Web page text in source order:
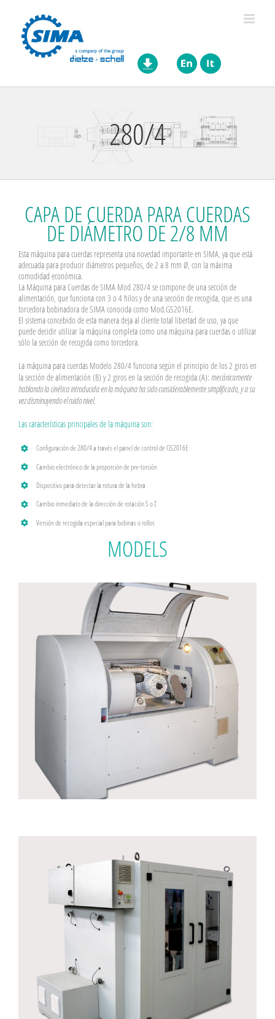
280/4
CAPA DE CUERDA PARA CUERDAS
DE DIÁMETRO DE 2/8 MM
Esta máquina para cuerdas representa una novedad importante en SIMA, ya que está
adecuada para producir diámetros pequeños, de 2 a 8 mm Ø, con la máxima
comodidad económica.
La Máquina para Cuerdas deSIMA Mod 280/4se compone de una sección de
alimentación, que funciona con 3 o 4 hilos y de una sección de recogida, que es una
torcedora bobinadora de SIMA conocida como Mod.GS2016E.
El sistema concebido de esta manera deja al cliente total libertad de uso, ya que
puede decidir utilizar la máquina completa como una máquina para cuerdas o utilizar
sólo la sección de recogida como torcedora.
La máquina para cuerdas Modelo 280/4 funciona según el principio de los 2 giros en
la sección de alimentación (B) y 2 giros en la sección de recogida (A): mecánicamente
hablando la cinética introducida en la máquina ha sido considerablemente simplificado, y a su
vez disminuyendo el ruido nivel.
Las características principales de la máquina son:
Configuración de 280/4 a través el panel de control de GS2016E
Cambio electrónico de la proporción de pre-torsión
Dispositivo para detectar la rotura de la hebra
Cambio inmediato de la dirección de rotación S o Z
Versión de recogida especial para bobinas o rollos
MODELS